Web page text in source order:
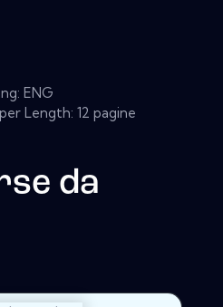
ENG
Length: 12 pagine
da